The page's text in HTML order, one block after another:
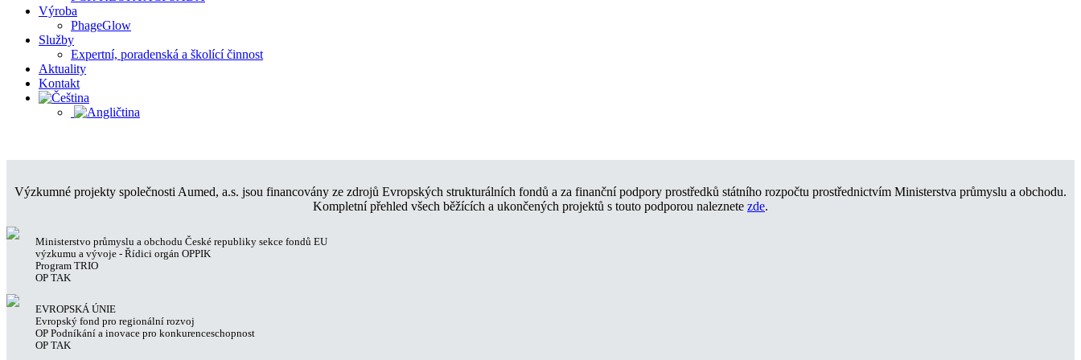
Výroba
PhageGlow
Služby
Expertní, poradenská a školící činnost
Aktuality
Kontakt
Výzkumné projekty společnosti Aumed, a.s. jsou financovány ze zdrojů Evropských strukturálních fondů a za finanční podpory prostředků státního rozpočtu prostřednictvím Ministerstva průmyslu a obchodu.
Kompletní přehled všech běžících a ukončených projektů s touto podporou naleznete zde.
Ministerstvo průmyslu a obchodu České republiky sekce fondů EU
výzkumu a vývoje - Řídici orgán OPPIK
Program TRIO
OP TAK
EVROPSKÁ ÚNIE
Evropský fond pro regionální rozvoj
OP Podníkání a inovace pro konkurenceschopnost
OP TAK